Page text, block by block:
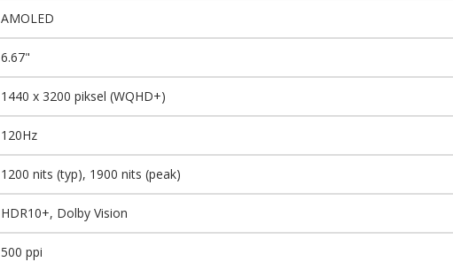
AMOLED
6.67"
1440 x 3200 piksel (WQHD+)
120Hz
1200 nits (typ), 1900 nits (peak)
HDR10+, Dolby Vision
500 ppi